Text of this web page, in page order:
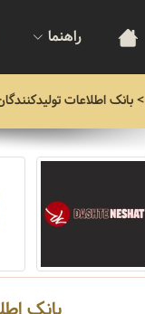
راهنما
>بانک اطلاعات